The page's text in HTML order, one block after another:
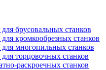
брусовальных станков
кромкообрезных станков
многопильных станков
торцовочных станков
раскроечных станков